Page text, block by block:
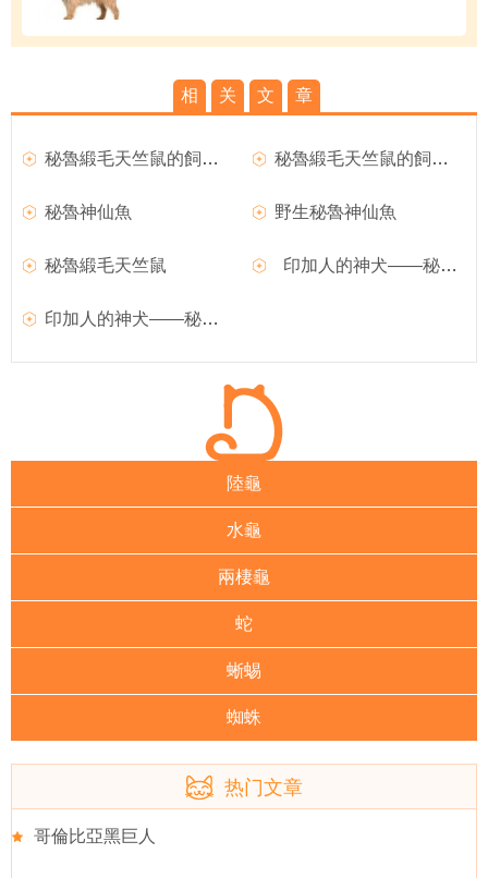
相 关 文 章
秘魯緞毛天竺鼠的飼養要點,為天竺鼠洗澡的步驟及方法 秘魯緞毛天竺鼠的飼養要點,飼養天竺鼠的每日功課
秘魯神仙魚 野生秘魯神仙魚
秘魯緞毛天竺鼠 印加人的神犬——秘魯無毛犬
印加人的神犬——秘魯無毛犬
陸龜
水龜
兩棲龜
蛇
蜥蜴
蜘蛛
热门文章
哥倫比亞黑巨人